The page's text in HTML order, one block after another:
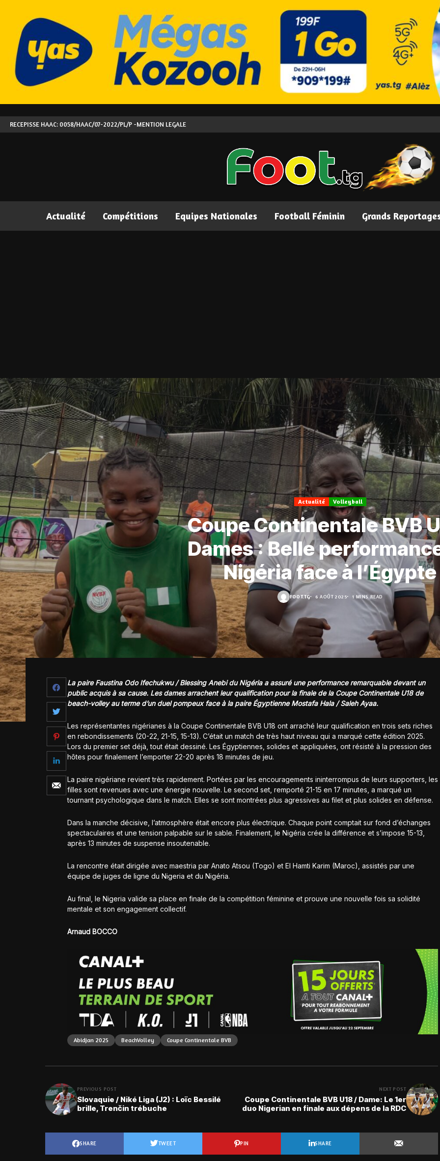
RECEPISSE HAAC: 0058/HAAC/07-2022/PL/P -MENTION LEGALE
Actualité Compétitions Equipes Nationales Football Féminin Grands
Actualité Volleyball
Coupe Continentale BVB
Dames : Belle
Nigéria face à l’Égypte
FOOT.TG 6 AOÛT 2025 1 MINS READ
La paire Faustina Odo Ifechukwu / Blessing Anebi du Nigéria a assuré une performance remarquable devant un
public acquis à sa cause. Les dames arrachent leur qualification pour la finale de la Coupe Continentale U18 de
beach-volley au terme d’un duel pompeux face à la paire Égyptienne Mostafa Hala / Saleh Ayaa.
Les représentantes nigérianes à la Coupe Continentale BVB U18 ont arraché leur qualification en trois sets riches
en rebondissements (20-22, 21-15, 15-13). C’était un match de très haut niveau qui a marqué cette édition 2025.
Lors du premier set déjà, tout était dessiné. Les Égyptiennes, solides et appliquées, ont résisté à la pression des
hôtes pour finalement l’emporter 22-20 après 18 minutes de jeu.
La paire nigériane revient très rapidement. Portées par les encouragements ininterrompus de leurs supporters, les
filles sont revenues avec une énergie nouvelle. Le second set, remporté 21-15 en 17 minutes, a marqué un
tournant psychologique dans le match. Elles se sont montrées plus agressives au filet et plus solides en défense.
Dans la manche décisive, l’atmosphère était encore plus électrique. Chaque point comptait sur fond d’échanges
spectaculaires et une tension palpable sur le sable. Finalement, le Nigéria crée la différence et s’impose 15-13,
après 13 minutes de suspense insoutenable.
La rencontre était dirigée avec maestria par Anato Atsou (Togo) et El Hamti Karim (Maroc), assistés par une
équipe de juges de ligne du Nigeria et du Nigéria.
Au final, le Nigeria valide sa place en finale de la compétition féminine et prouve une nouvelle fois sa solidité
mentale et son engagement collectif.
Arnaud BOCCO
Abidjan 2025 BeachVolley Coupe Continentale BVB
PREVIOUS POST
Slovaquie / Niké Liga (J2) : Loïc Bessilé
brille, Trenčin trébuche
NEXT POST
Coupe Continentale BVB U18 / Dame: Le 1er
duo Nigerian en finale aux dépens de la RDC
SHARE TWEET PIN SHARE